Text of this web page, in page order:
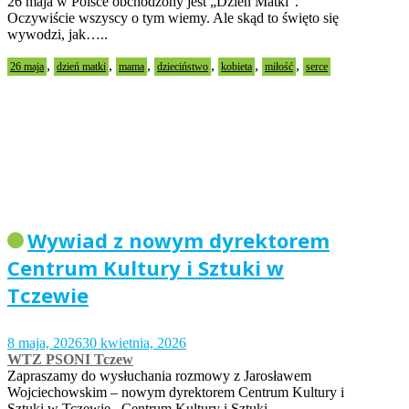
Oczywiście wszyscy o tym wiemy. Ale skąd to święto się
wywodzi, jak…..
26 maja , dzień matki , mama , dzieciństwo , kobieta , miłość , serce
Wywiad z nowym dyrektorem
Centrum Kultury i Sztuki w
Tczewie
8 maja, 202630 kwietnia, 2026
WTZ PSONI Tczew
Zapraszamy do wysłuchania rozmowy z Jarosławem
Wojciechowskim – nowym dyrektorem Centrum Kultury i